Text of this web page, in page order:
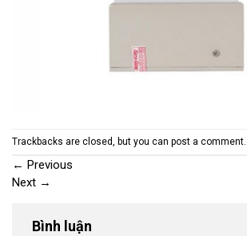
Trackbacks are closed, but you can post a comment.
← Previous
Next →
Bình luận